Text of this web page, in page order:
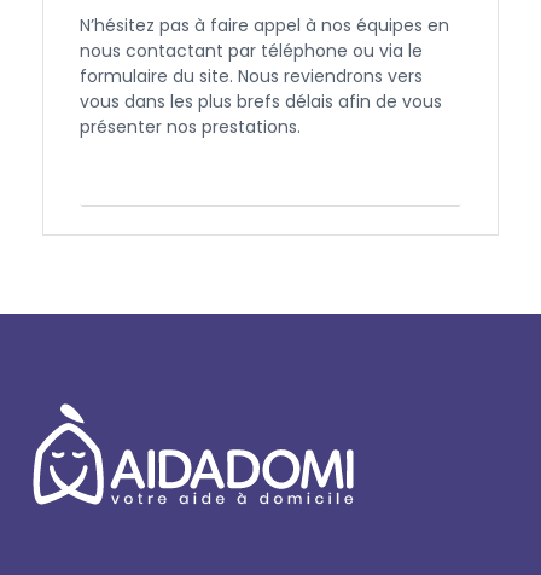
N’hésitez pas à faire appel à nos équipes en
nous contactant par téléphone ou via le
formulaire du site. Nous reviendrons vers
vous dans les plus brefs délais afin de vous
présenter nos prestations.